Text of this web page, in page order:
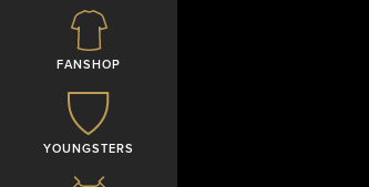
FANSHOP
YOUNGSTERS